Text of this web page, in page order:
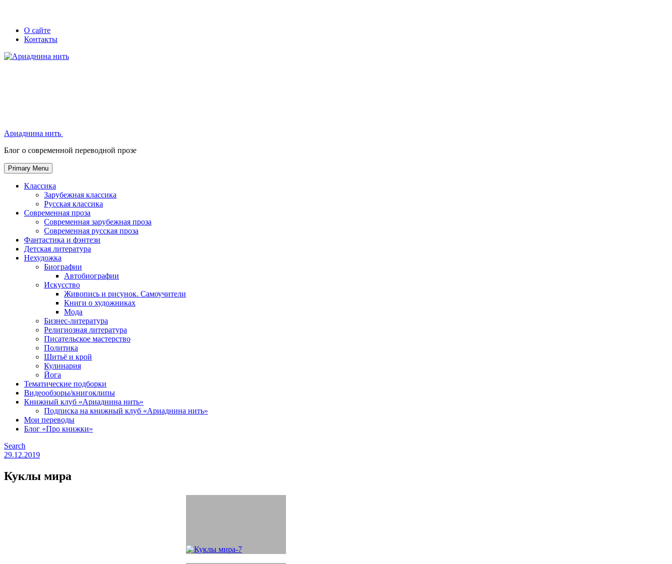
Skip
Secondary
left
navigation
Secondary
right
navigation
О сайте
Контакты
Ариаднина нить
Блог о современной переводной прозе
Primary Menu
Классика
Зарубежная классика
Русская классика
Современная проза
Современная зарубежная проза
Современная русская проза
Фантастика и фэнтези
Детская литература
Нехудожка
Биографии
Автобиографии
Искусство
Живопись и рисунок. Самоучители
Книги о художниках
Мода
Бизнес-литература
Религиозная литература
Писательское мастерство
Политика
Шитьё и крой
Кулинария
Йога
Тематические подборки
Видеообзоры/книгоклипы
Книжный клуб «Ариаднина нить»
Подписка на книжный клуб «Ариаднина нить»
Мои переводы
Блог «Про книжки»
Search
29.12.2019
Куклы мира